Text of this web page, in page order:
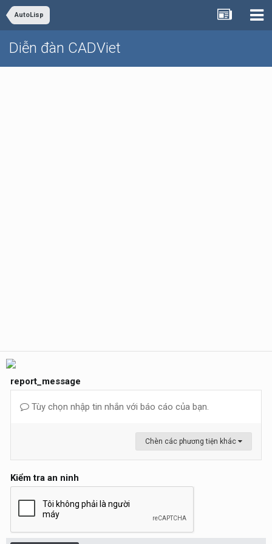
AutoLisp
Diễn đàn CADViet
report_message
Tùy chọn nhập tin nhắn với báo cáo của bạn.
Chèn các phương tiện khác
Kiểm tra an ninh